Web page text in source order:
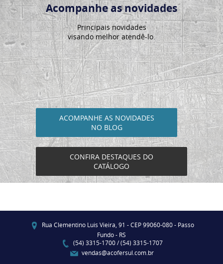
Acompanhe as novidades
Principais novidades
visando melhor atendê-lo.
ACOMPANHE AS NOVIDADES
NO BLOG
CONFIRA DESTAQUES DO
CATÁLOGO
Rua Clementino Luis Vieira, 91 - CEP 99060-080 - Passo
Fundo - RS
(54) 3315-1700 / (54) 3315-1707
vendas@acofersul.com.br